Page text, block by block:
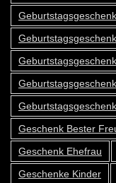
Geschenk Bester
Geschenk Ehefrau
Geschenke Kinder